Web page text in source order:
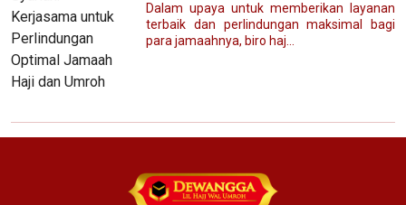
Dalam upaya untuk memberikan layanan
terbaik dan perlindungan maksimal bagi
para jamaahnya, biro haj...